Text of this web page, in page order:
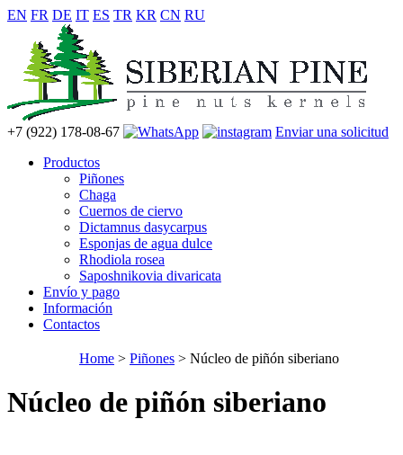
EN FR DE IT ES TR KR CN RU
+7 (922) 178-08-67
Enviar una solicitud
Productos
Piñones
Chaga
Cuernos de ciervo
Dictamnus dasycarpus
Esponjas de agua dulce
Rhodiola rosea
Saposhnikovia divaricata
Envío y pago
Información
Contactos
Home > Piñones > Núcleo de piñón siberiano
Núcleo de piñón siberiano